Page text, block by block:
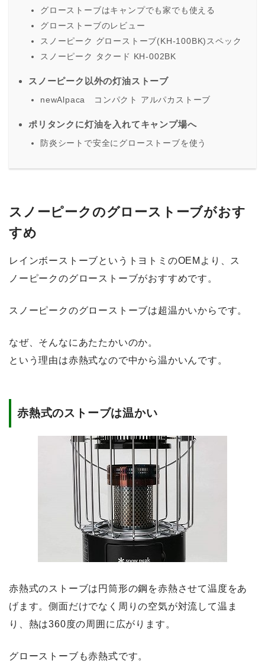
グローストーブはキャンプでも家でも使える
グローストーブのレビュー
スノーピーク グローストーブ(KH-100BK)スペック
スノーピーク タクード KH-002BK
スノーピーク以外の灯油ストーブ
newAlpaca コンパクト アルパカストーブ
ポリタンクに灯油を入れてキャンプ場へ
防炎シートで安全にグローストーブを使う
スノーピークのグローストーブがおす
すめ
レインボーストーブというトヨトミのOEMより、ス
ノーピークのグローストーブがおすすめです。
スノーピークのグローストーブは超温かいからです。
なぜ、そんなにあたたかいのか。
という理由は赤熱式なので中から温かいんです。
赤熱式のストーブは温かい
赤熱式のストーブは円筒形の鋼を赤熱させて温度をあ
げます。側面だけでなく周りの空気が対流して温ま
り、熱は360度の周囲に広がります。
グローストーブも赤熱式です。